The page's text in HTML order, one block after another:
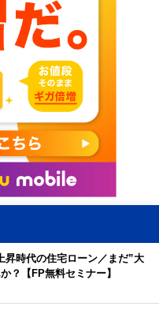
昇時代の住宅ローン／まだ”大
？【FP無料セミナー】